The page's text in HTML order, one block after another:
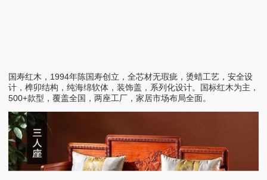
国寿红木，1994年陈国寿创立，全芯材无瑕疵，烫蜡工艺，安全设
计，榫卯结构，纯海绵软体，装饰盖，系列化设计。国标红木为主，
500+款型，覆盖全国，两座工厂，家居市场布局全面。